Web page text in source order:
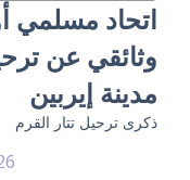
اتحاد مسلمي
وثائقي عن
مدينة إيربين
ذكرى ترحيل تتار القرم